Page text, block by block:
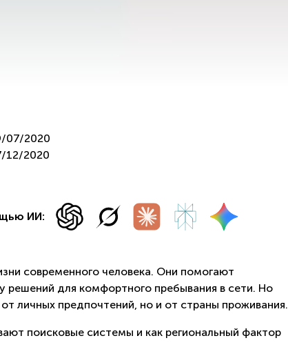
07/2020
12/2020
ИИ:
современного человека. Они помогают
решений для комфортного пребывания в сети. Но
личных предпочтений, но и от страны проживания.
поисковые системы и как региональный фактор